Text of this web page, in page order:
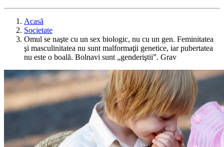
Acasă
Societate
Omul se naşte cu un sex biologic, nu cu un gen. Feminitatea
şi masculinitatea nu sunt malformaţii genetice, iar pubertatea
nu este o boală. Bolnavi sunt „genderiştii”. Grav